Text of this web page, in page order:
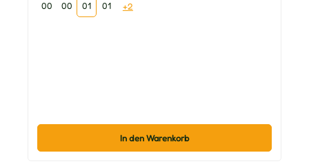
00 00 01 01 +2
In den Warenkorb